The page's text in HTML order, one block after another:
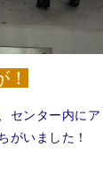
センター内にア
がいました！